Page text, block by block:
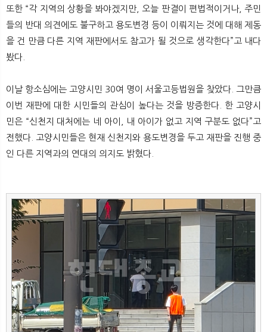
또한 “각 지역의 상황을 봐야겠지만, 오늘 판결이 편법적이거나, 주민
들의 반대 의견에도 불구하고 용도변경 등이 이뤄지는 것에 대해 제동
을 건 만큼 다른 지역 재판에서도 참고가 될 것으로 생각한다”고 내다
봤다.
이날 항소심에는 고양시민 30여 명이 서울고등법원을 찾았다. 그만큼
이번 재판에 대한 시민들의 관심이 높다는 것을 방증한다. 한 고양시
민은 “신천지 대처에는 네 아이, 내 아이가 없고 지역 구분도 없다”고
전했다. 고양시민들은 현재 신천지와 용도변경을 두고 재판을 진행 중
인 다른 지역과의 연대의 의지도 밝혔다.